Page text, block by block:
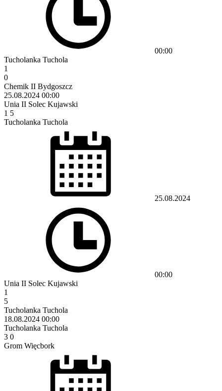
00:00
Tucholanka Tuchola
1
0
Chemik II Bydgoszcz
25.08.2024 00:00
Unia II Solec Kujawski
1 5
Tucholanka Tuchola
25.08.2024
00:00
Unia II Solec Kujawski
1
5
Tucholanka Tuchola
18.08.2024 00:00
Tucholanka Tuchola
3 0
Grom Więcbork